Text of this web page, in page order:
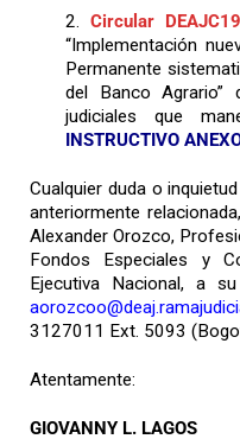
2.Circular
“Implementación
Permanente
del Banco Agrario”
judiciales que
INSTRUCTIVO
Cualquier duda o
anteriormente
Alexander Orozco,
Fondos Especiales y
Ejecutiva Nacional, a
3127011 Ext. 5093
Atentamente:
GIOVANNY L. LAGOS